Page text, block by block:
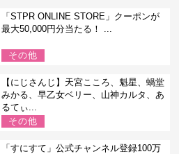
「STPR ONLINE STORE」クーポンが
最大50,000円分当たる！ ...
その他
【にじさんじ】天宮こころ、魁星、蝸堂
みかる、早乙女ベリー、山神カルタ、あ
るてぃ...
その他
「すにすて」公式チャンネル登録100万